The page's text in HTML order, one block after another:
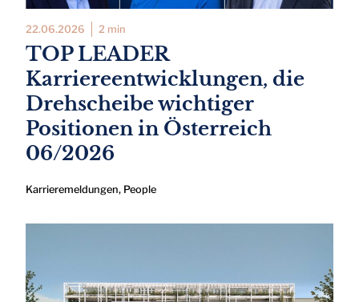
22.06.2026 2 min
TOP LEADER
Karriereentwicklungen, die
Drehscheibe wichtiger
Positionen in Österreich
06/2026
Karrieremeldungen, People